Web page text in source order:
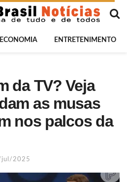
ECONOMIA ENTRETENIMENTO
da TV? Veja
as musas
nos palcos da
2025